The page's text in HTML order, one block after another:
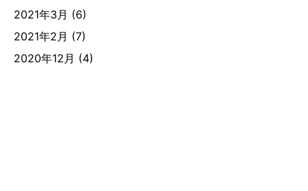
2021年3月 (6)
2021年2月 (7)
2020年12月 (4)